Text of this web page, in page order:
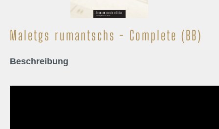
Maletgs rumantschs - Complete (BB)
Beschreibung